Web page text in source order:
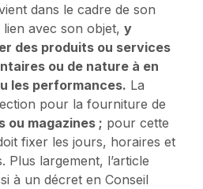
dans le cadre de son
avec son objet, y
des produits ou services
ou de nature à en
les performances. La
pour la fourniture de
ou magazines ; pour cette
fixer les jours, horaires et
Plus largement, l’article
à un décret en Conseil